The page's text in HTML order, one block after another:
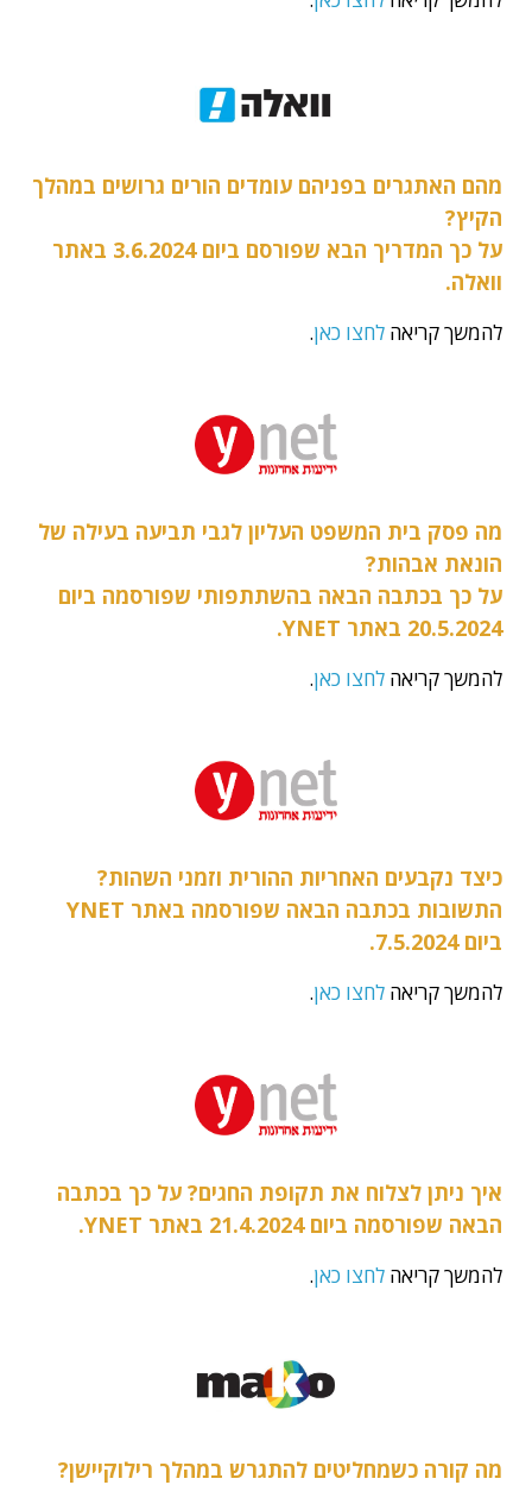
מהם האתגרים בפניהם עומדים הורים גרושים במהלך
הקיץ?
על כך המדריך הבא שפורסם ביום 3.6.2024 באתר
וואלה.
להמשך קריאה לחצו כאן.
מה פסק בית המשפט העליון לגבי תביעה בעילה של
הונאת אבהות?
על כך בכתבה הבאה בהשתתפותי שפורסמה ביום
20.5.2024 באתר YNET.
להמשך קריאה לחצו כאן.
כיצד נקבעים האחריות ההורית וזמני השהות?
התשובות בכתבה הבאה שפורסמה באתר YNET
ביום 7.5.2024.
להמשך קריאה לחצו כאן.
איך ניתן לצלוח את תקופת החגים? על כך בכתבה
הבאה שפורסמה ביום 21.4.2024 באתר YNET.
להמשך קריאה לחצו כאן.
מה קורה כשמחליטים להתגרש במהלך רילוקיישן?